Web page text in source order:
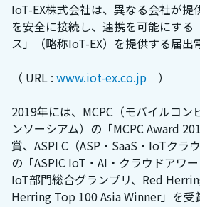
IoT-EX株式会社は、異なる会社が提
を安全に接続し、連携を可能にする
ス」（略称IoT-EX）を提供する届出
（ URL : www.iot-ex.co.jp ）
2019年には、MCPC（モバイルコン
ンソーシアム）の「MCPC Award
賞、ASPI C（ASP・SaaS・IoTクラ
の「ASPIC IoT・AI・クラウドアワ
IoT部門総合グランプリ、Red
Herring Top 100 Asia Winner」を受